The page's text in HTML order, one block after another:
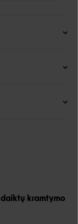
daiktų kramtymo